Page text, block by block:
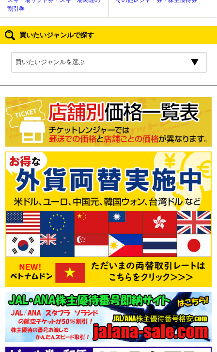
割引券
買いたいジャンルで探す